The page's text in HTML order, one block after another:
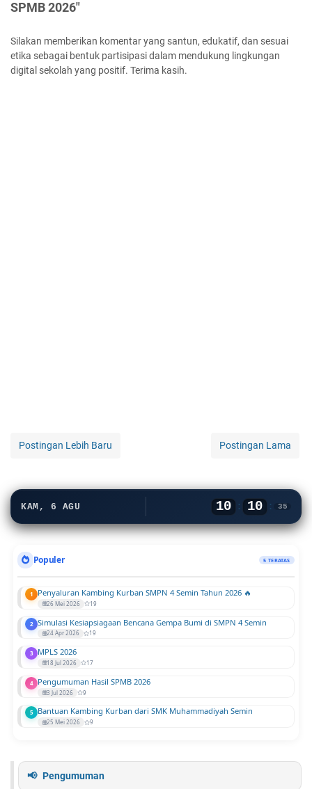
SPMB 2026"
Silakan memberikan komentar yang santun, edukatif, dan sesuai
etika sebagai bentuk partisipasi dalam mendukung lingkungan
digital sekolah yang positif. Terima kasih.
Postingan Lebih Baru Postingan Lama
KAM, 6 AGU 10 : 10 : 35
Populer 5 TERATAS
1 Penyaluran Kambing Kurban SMPN 4 Semin Tahun 2026 🔥
26 Mei 2026 19
2 Simulasi Kesiapsiagaan Bencana Gempa Bumi di SMPN 4 Semin
24 Apr 2026 19
3 MPLS 2026
18 Jul 2026 17
4 Pengumuman Hasil SPMB 2026
3 Jul 2026 9
5 Bantuan Kambing Kurban dari SMK Muhammadiyah Semin
25 Mei 2026 9
Pengumuman